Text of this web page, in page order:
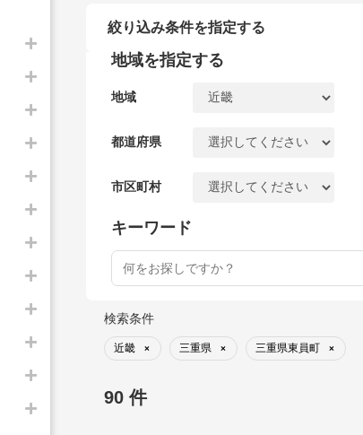
絞り込み条件を指定する
地域を指定する
地域
都道府県
市区町村
キーワード
検索条件
近畿 × 三重県 × 三重県東員町 ×
90 件